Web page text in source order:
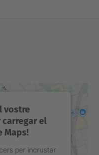
vostre
el
Maps!
per incrustar